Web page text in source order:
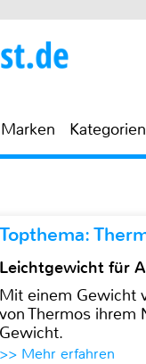
Marken Kategorien
Topthema:
Leichtgewicht für
Mit einem Gewicht
von Thermos ihrem
Gewicht.
>> Mehr erfahren